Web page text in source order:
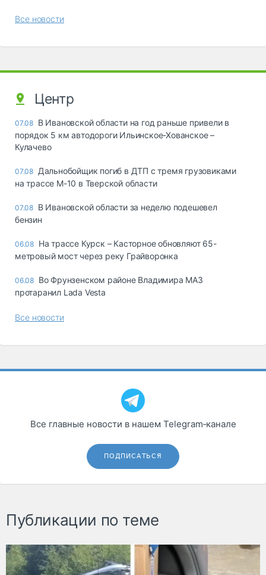
Все новости
Центр
07.08 В Ивановской области на год раньше привели в
порядок 5 км автодороги Ильинское-Хованское –
Кулачево
07.08 Дальнобойщик погиб в ДТП с тремя грузовиками
на трассе М-10 в Тверской области
07.08 В Ивановской области за неделю подешевел
бензин
06.08 На трассе Курск – Касторное обновляют 65-
метровый мост через реку Грайворонка
06.08 Во Фрунзенском районе Владимира МАЗ
протаранил Lada Vesta
Все новости
Все главные новости в нашем Telegram‑канале
ПОДПИСАТЬСЯ
Публикации по теме